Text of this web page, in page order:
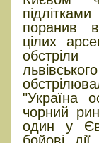
поранив
цілих
обстріли
"Україна
чорний
один у